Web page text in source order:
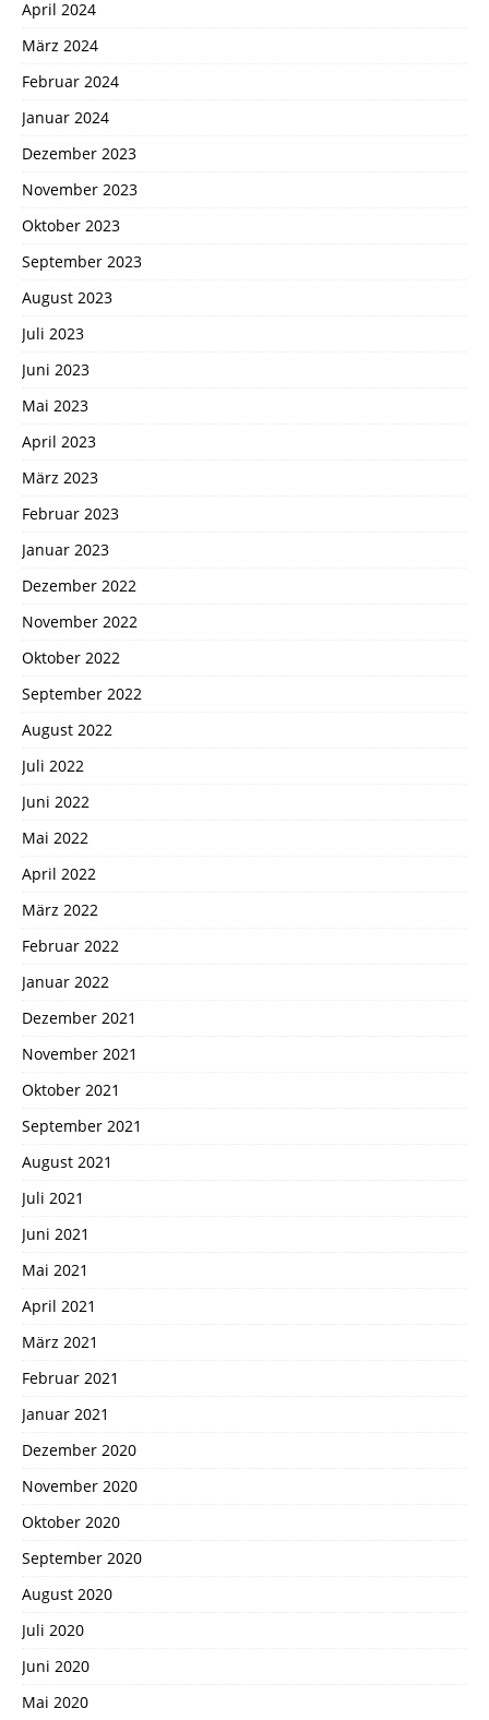
April 2024
März 2024
Februar 2024
Januar 2024
Dezember 2023
November 2023
Oktober 2023
September 2023
August 2023
Juli 2023
Juni 2023
Mai 2023
April 2023
März 2023
Februar 2023
Januar 2023
Dezember 2022
November 2022
Oktober 2022
September 2022
August 2022
Juli 2022
Juni 2022
Mai 2022
April 2022
März 2022
Februar 2022
Januar 2022
Dezember 2021
November 2021
Oktober 2021
September 2021
August 2021
Juli 2021
Juni 2021
Mai 2021
April 2021
März 2021
Februar 2021
Januar 2021
Dezember 2020
November 2020
Oktober 2020
September 2020
August 2020
Juli 2020
Juni 2020
Mai 2020